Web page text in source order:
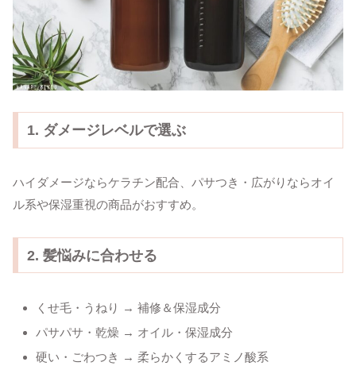
1. ダメージレベルで選ぶ
ハイダメージならケラチン配合、パサつき・広がりならオイ
ル系や保湿重視の商品がおすすめ。
2. 髪悩みに合わせる
くせ毛・うねり → 補修＆保湿成分
パサパサ・乾燥 → オイル・保湿成分
硬い・ごわつき → 柔らかくするアミノ酸系